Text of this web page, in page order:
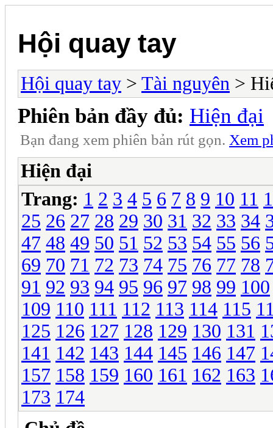
Hội quay tay
Hội quay tay > Tài nguyên >
Phiên bản đầy đủ: Hiện đại
Bạn đang xem phiên bản rút gọn. Xem
Hiện đại
Trang: 1 2 3 4 5 6 7 8 9 10 11
25 26 27 28 29 30 31 32 33 34
47 48 49 50 51 52 53 54 55 56
69 70 71 72 73 74 75 76 77 78
91 92 93 94 95 96 97 98 99 100
109 110 111 112 113 114 115
125 126 127 128 129 130 131
141 142 143 144 145 146 147
157 158 159 160 161 162 163
173 174